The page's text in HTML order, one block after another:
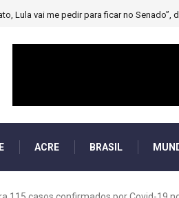
Lula vai me pedir para ficar no Senado”,
ACRE BRASIL